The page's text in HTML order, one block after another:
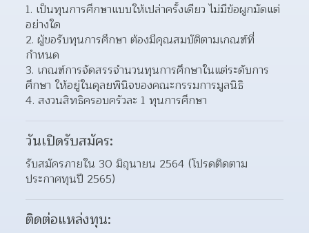
เป็นทุนการศึกษาแบบให้เปล่าครั้งเดียว ไม่มีข้อผูกมัดแต่
อย่างใด
ผู้ขอรับทุนการศึกษา ต้องมีคุณสมบัติตามเกณฑ์ที่
กำหนด
เกณฑ์การจัดสรรจำนวนทุนการศึกษาในแต่ระดับการ
ศึกษา ให้อยู่ในดุลยพินิจของคณะกรรมการมูลนิธิ
สงวนสิทธิครอบครัวละ 1 ทุนการศึกษา
วันเปิดรับสมัคร:
รับสมัครภายใน 30 มิถุนายน 2564 (โปรดติดตาม
ประกาศทุนปี 2565)
ติดต่อแหล่งทุน: